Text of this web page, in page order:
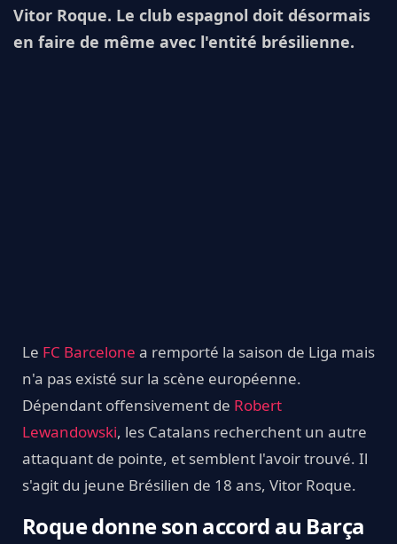
Vitor Roque. Le club espagnol doit désormais
en faire de même avec l'entité brésilienne.
Le FC Barcelone a remporté la saison de Liga mais
n'a pas existé sur la scène européenne.
Dépendant offensivement de Robert
Lewandowski, les Catalans recherchent un autre
attaquant de pointe, et semblent l'avoir trouvé. Il
s'agit du jeune Brésilien de 18 ans, Vitor Roque.
Roque donne son accord au Barça